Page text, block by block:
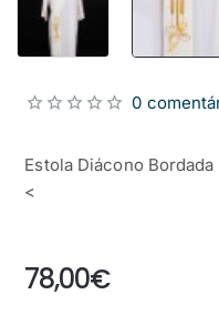
Estola Diácono Bordada
<
0
78,00€